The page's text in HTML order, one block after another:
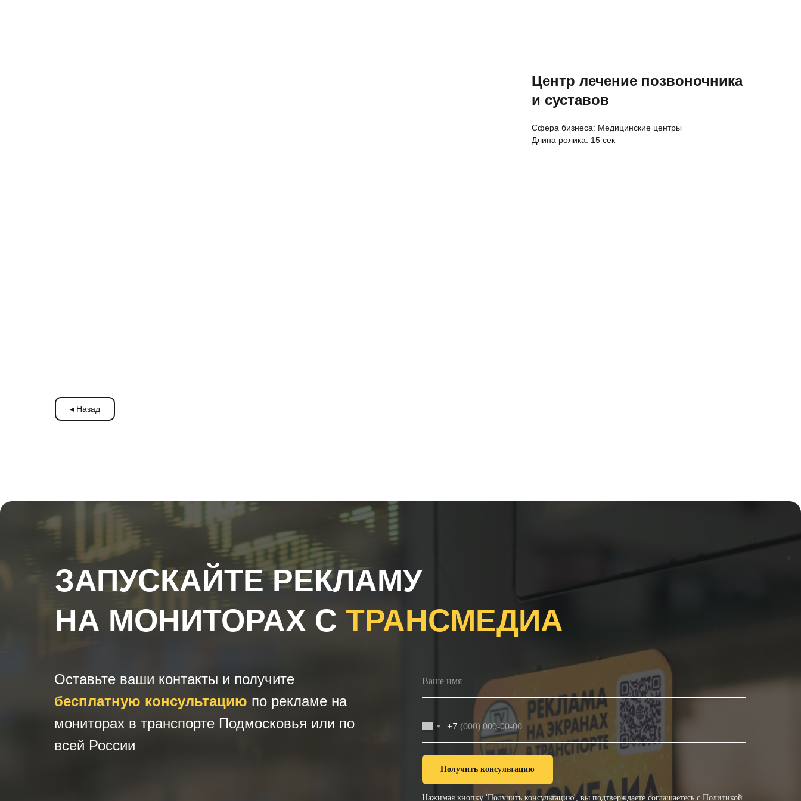
Центр лечение позвоночника
и суставов
Cфера бизнеса: Медицинские центры
Длина ролика: 15 сек
◂ Назад
ЗАПУСКАЙТЕ РЕКЛАМУ
НА МОНИТОРАХ С ТРАНСМЕДИА
Оставьте ваши контакты и получите
бесплатную консультацию по рекламе на
мониторах в транспорте Подмосковья или по
всей России
+7
Получить консультацию
Нажимая кнопку 'Получить консультацию', вы подтверждаете соглашаетесь с Политикой